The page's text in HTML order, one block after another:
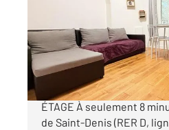
Appartement F2 à
137 000 €
À L'ÎlLE SAINT-DENIS T2
ÉTAGE À seulement 8
de Saint-Denis (RER D,